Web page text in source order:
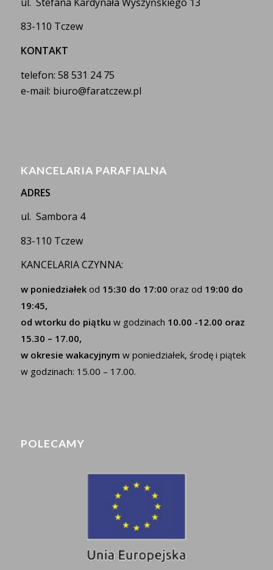
83-110 Tczew
KONTAKT
telefon: 58 531 24 75
e-mail: biuro@faratczew.pl
KANCELARIA PARAFIALNA
ADRES
ul. Sambora 4
83-110 Tczew
KANCELARIA CZYNNA:
w poniedziałekod 15:30 do 17:00 oraz od 19:00 do
19:45,
od wtorku do piątku w godzinach 10.00 -12.00 oraz
15.30 – 17.00,
w okresie wakacyjnym w poniedziałek, środę i piątek
w godzinach: 15.00 – 17.00.
POLECAMY